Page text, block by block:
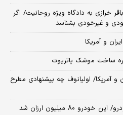
خرازی به دادگاه ویژه روحانیت/ اگر
و غیرخودی بشناسد
و آمریکا
ساخت موشک پاتریوت
و آمریکا/ اولیانوف چه پیشنهادی مطرح
۸۰ میلیون ارزان شد